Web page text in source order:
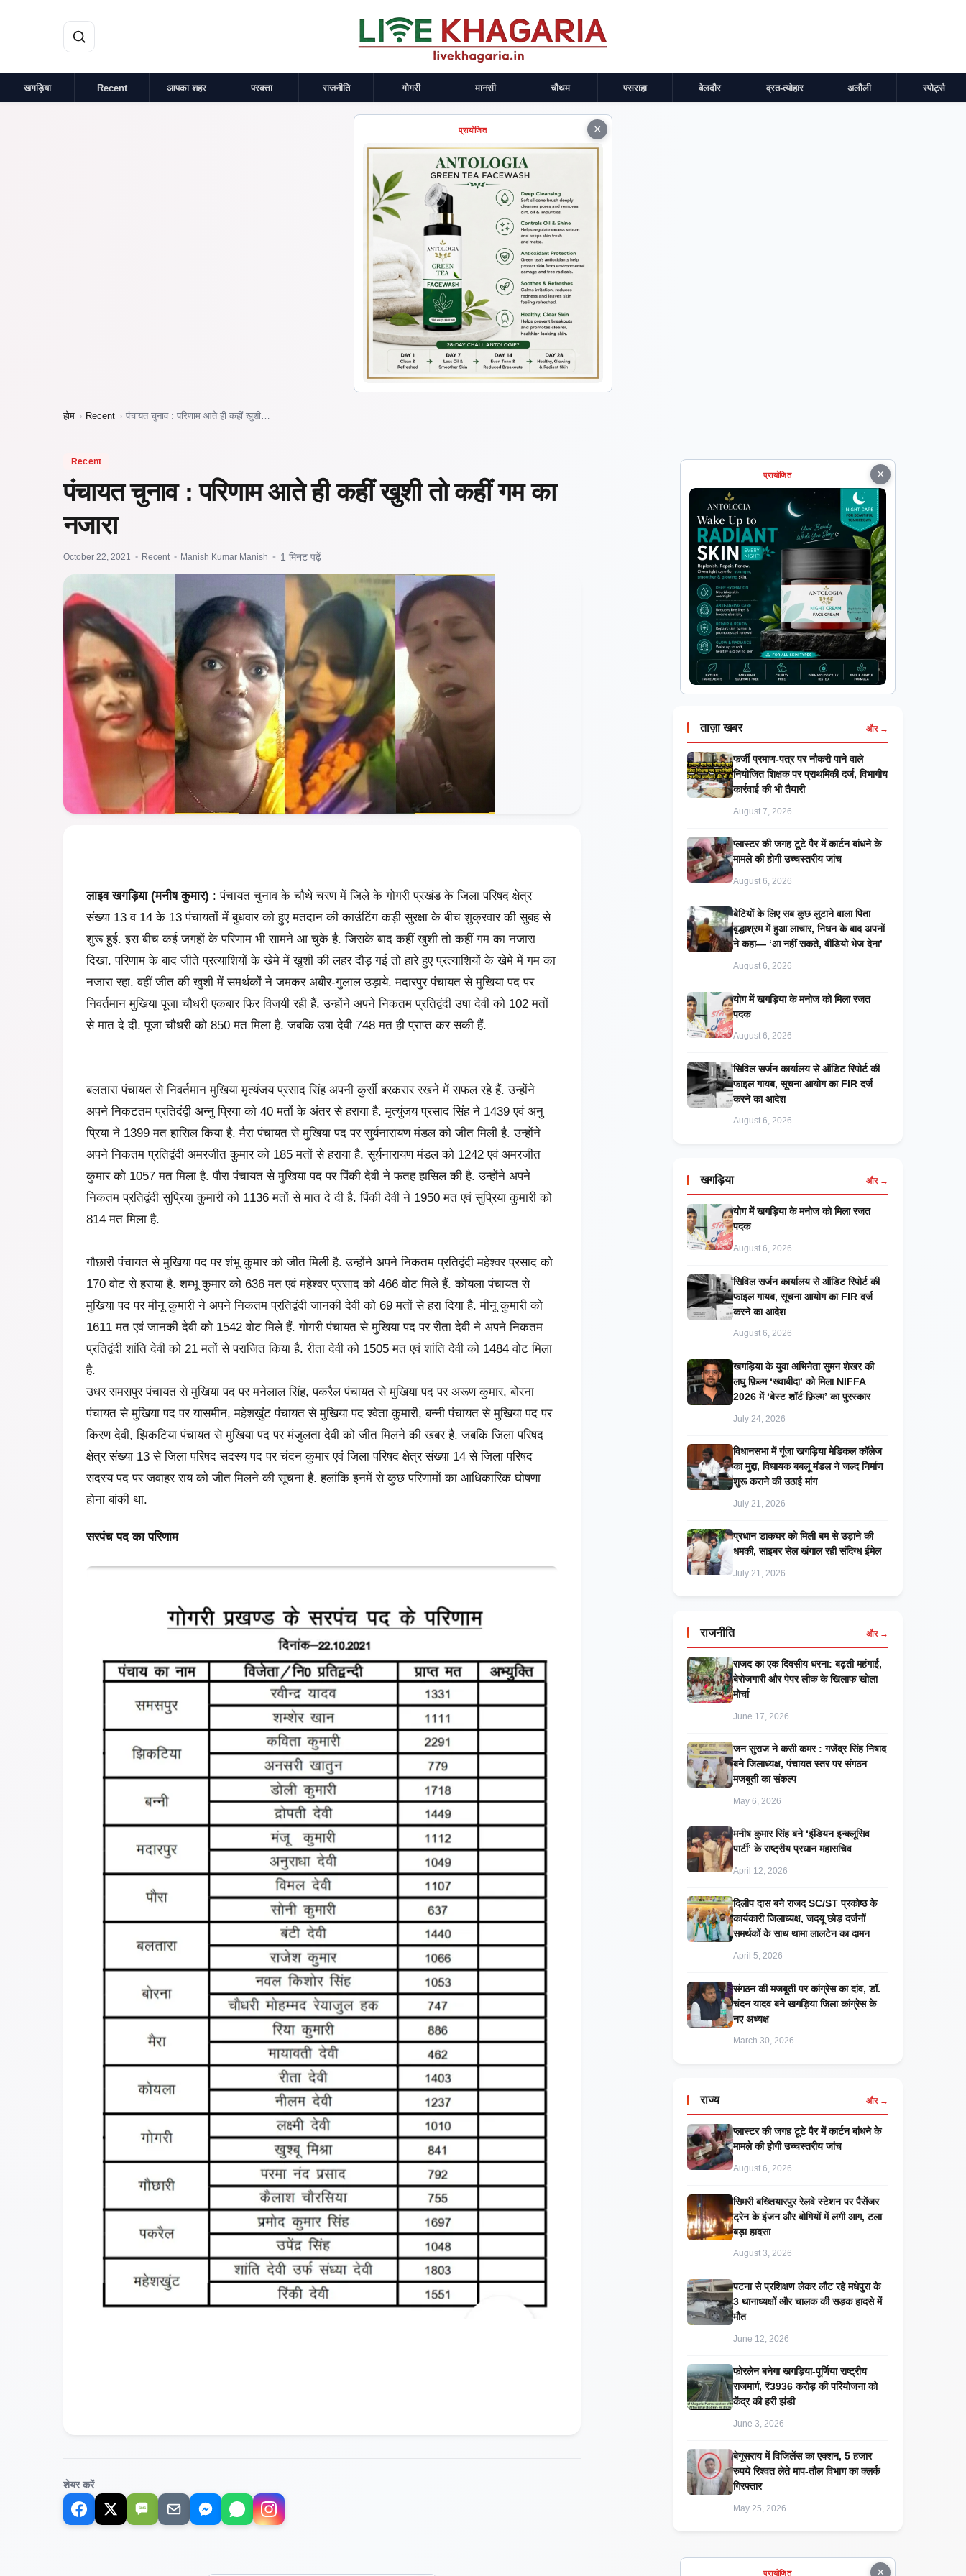
खगड़िया Recent आपका शहर परबत्ता राजनीति गोगरी मानसी चौथम पसराहा बेलदौर व्रत-त्योहार अलौली स्पोर्ट्स
×
प्रायोजित
होम › Recent › पंचायत चुनाव : परिणाम आते ही कहीं खुशी…
Recent
पंचायत चुनाव : परिणाम आते ही कहीं खुशी तो कहीं गम का
नजारा
October 22, 2021 • Recent • Manish Kumar Manish • 1 मिनट पढ़ें
लाइव खगड़िया (मनीष कुमार) : पंचायत चुनाव के चौथे चरण में जिले के गोगरी प्रखंड के जिला परिषद क्षेत्र
संख्या 13 व 14 के 13 पंचायतों में बुधवार को हुए मतदान की काउंटिंग कड़ी सुरक्षा के बीच शुक्रवार की सुबह से
शुरू हुई. इस बीच कई जगहों के परिणाम भी सामने आ चुके है. जिसके बाद कहीं खुशी तो कहीं गम का नजारा
दिखा. परिणाम के बाद जीते प्रत्याशियों के खेमे में खुशी की लहर दौड़ गई तो हारे हुए प्रत्याशियों के खेमे में गम का
नजारा रहा. वहीं जीत की खुशी में समर्थकों ने जमकर अबीर-गुलाल उड़ाये. मदारपुर पंचायत से मुखिया पद पर
निवर्तमान मुखिया पूजा चौधरी एकबार फिर विजयी रही हैं. उन्होंने अपने निकतम प्रतिद्वंदी उषा देवी को 102 मतों
से मात दे दी. पूजा चौधरी को 850 मत मिला है. जबकि उषा देवी 748 मत ही प्राप्त कर सकी हैं.
बलतारा पंचायत से निवर्तमान मुखिया मृत्यंजय प्रसाद सिंह अपनी कुर्सी बरकरार रखने में सफल रहे हैं. उन्होंने
अपने निकटतम प्रतिदंद्वी अन्नु प्रिया को 40 मतों के अंतर से हराया है. मृत्युंजय प्रसाद सिंह ने 1439 एवं अनु
प्रिया ने 1399 मत हासिल किया है. मैरा पंचायत से मुखिया पद पर सुर्यनारायण मंडल को जीत मिली है. उन्होंने
अपने निकतम प्रतिद्वंदी अमरजीत कुमार को 185 मतों से हराया है. सूर्यनारायण मंडल को 1242 एवं अमरजीत
कुमार को 1057 मत मिला है. पौरा पंचायत से मुखिया पद पर पिंकी देवी ने फतह हासिल की है. उन्होंने अपने
निकतम प्रतिद्वंदी सुप्रिया कुमारी को 1136 मतों से मात दे दी है. पिंकी देवी ने 1950 मत एवं सुप्रिया कुमारी को
814 मत मिला है.
गौछारी पंचायत से मुखिया पद पर शंभू कुमार को जीत मिली है. उन्होंने अपने निकतम प्रतिद्वंदी महेश्वर प्रसाद को
170 वोट से हराया है. शम्भू कुमार को 636 मत एवं महेश्वर प्रसाद को 466 वोट मिले हैं. कोयला पंचायत से
मुखिया पद पर मीनू कुमारी ने अपने निकतम प्रतिद्वंदी जानकी देवी को 69 मतों से हरा दिया है. मीनू कुमारी को
1611 मत एवं जानकी देवी को 1542 वोट मिले हैं. गोगरी पंचायत से मुखिया पद पर रीता देवी ने अपने निकतम
प्रतिद्वंदी शांति देवी को 21 मतों से पराजित किया है. रीता देवी को 1505 मत एवं शांति देवी को 1484 वोट मिला
है.
उधर समसपुर पंचायत से मुखिया पद पर मनेलाल सिंह, पकरैल पंचायत से मुखिया पद पर अरूण कुमार, बोरना
पंचायत से मुखिया पद पर यासमीन, महेशखुंट पंचायत से मुखिया पद श्वेता कुमारी, बन्नी पंचायत से मुखिया पद पर
किरण देवी, झिकटिया पंचायत से मुखिया पद पर मंजुलता देवी को जीत मिलने की खबर है. जबकि जिला परिषद
क्षेत्र संख्या 13 से जिला परिषद सदस्य पद पर चंदन कुमार एवं जिला परिषद क्षेत्र संख्या 14 से जिला परिषद
सदस्य पद पर जवाहर राय को जीत मिलने की सूचना है. हलांकि इनमें से कुछ परिणामों का आधिकारिक घोषणा
होना बांकी था.
सरपंच पद का परिणाम
शेयर करें
SMS
×
प्रायोजित
ताज़ा खबर और →
फर्जी प्रमाण-पत्र पर नौकरी पाने वाले
नियोजित शिक्षक पर प्राथमिकी दर्ज, विभागीय
कार्रवाई की भी तैयारी
August 7, 2026
प्लास्टर की जगह टूटे पैर में कार्टन बांधने के
मामले की होगी उच्चस्तरीय जांच
August 6, 2026
बेटियों के लिए सब कुछ लुटाने वाला पिता
वृद्धाश्रम में हुआ लाचार, निधन के बाद अपनों
ने कहा— ‘आ नहीं सकते, वीडियो भेज देना’
August 6, 2026
​योग में खगड़िया के मनोज को मिला रजत
पदक
August 6, 2026
सिविल सर्जन कार्यालय से ऑडिट रिपोर्ट की
फाइल गायब, सूचना आयोग का FIR दर्ज
करने का आदेश
August 6, 2026
खगड़िया और →
​योग में खगड़िया के मनोज को मिला रजत
पदक
August 6, 2026
सिविल सर्जन कार्यालय से ऑडिट रिपोर्ट की
फाइल गायब, सूचना आयोग का FIR दर्ज
करने का आदेश
August 6, 2026
खगड़िया के युवा अभिनेता सुमन शेखर की
लघु फ़िल्म ‘ख्वाबीदा’ को मिला NIFFA
2026 में ‘बेस्ट शॉर्ट फ़िल्म’ का पुरस्कार
July 24, 2026
विधानसभा में गूंजा खगड़िया मेडिकल कॉलेज
का मुद्दा, विधायक बबलू मंडल ने जल्द निर्माण
शुरू कराने की उठाई मांग
July 21, 2026
प्रधान डाकघर को मिली बम से उड़ाने की
धमकी, साइबर सेल खंगाल रही संदिग्ध ईमेल
July 21, 2026
राजनीति और →
राजद का एक दिवसीय धरना: बढ़ती महंगाई,
बेरोजगारी और पेपर लीक के खिलाफ खोला
मोर्चा
June 17, 2026
जन सुराज ने कसी कमर : गजेंद्र सिंह निषाद
बने जिलाध्यक्ष, पंचायत स्तर पर संगठन
मजबूती का संकल्प
May 6, 2026
मनीष कुमार सिंह बने ‘इंडियन इन्क्लूसिव
पार्टी’ के राष्ट्रीय प्रधान महासचिव
April 12, 2026
दिलीप दास बने राजद SC/ST प्रकोष्ठ के
कार्यकारी जिलाध्यक्ष, जदयू छोड़ दर्जनों
समर्थकों के साथ थामा लालटेन का दामन
April 5, 2026
संगठन की मजबूती पर कांग्रेस का दांव, डॉ.
चंदन यादव बने खगड़िया जिला कांग्रेस के
नए अध्यक्ष
March 30, 2026
राज्य और →
प्लास्टर की जगह टूटे पैर में कार्टन बांधने के
मामले की होगी उच्चस्तरीय जांच
August 6, 2026
सिमरी बख्तियारपुर रेलवे स्टेशन पर पैसेंजर
ट्रेन के इंजन और बोगियों में लगी आग, टला
बड़ा हादसा
August 3, 2026
पटना से प्रशिक्षण लेकर लौट रहे मधेपुरा के
3 थानाध्यक्षों और चालक की सड़क हादसे में
मौत
June 12, 2026
​फोरलेन बनेगा खगड़िया-पूर्णिया राष्ट्रीय
राजमार्ग, ₹3936 करोड़ की परियोजना को
केंद्र की हरी झंडी
June 3, 2026
बेगूसराय में विजिलेंस का एक्शन, 5 हजार
रुपये रिश्वत लेते माप-तौल विभाग का क्लर्क
गिरफ्तार
May 25, 2026
×
प्रायोजित